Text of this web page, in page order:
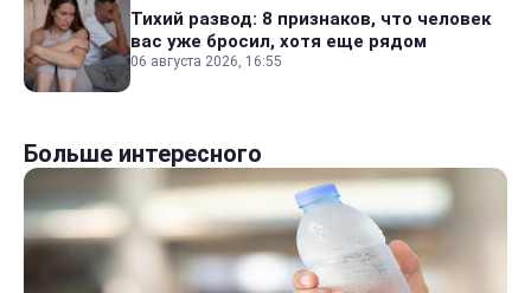
Тихий развод: 8 признаков, что человек
вас уже бросил, хотя еще рядом
06 августа 2026, 16:55
Больше интересного